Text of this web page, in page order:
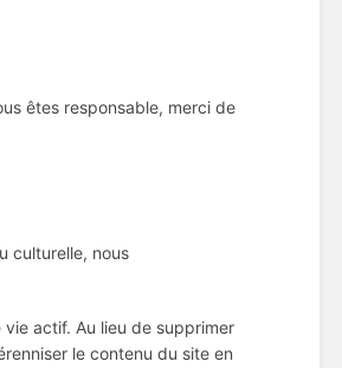
êtes responsable, merci de
culturelle, nous
actif. Au lieu de supprimer
le contenu du site en